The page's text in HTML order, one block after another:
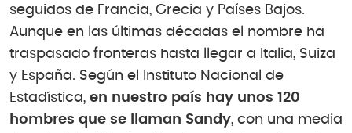
seguidos de Francia, Grecia y Países Bajos.
Aunque en las últimas décadas el nombre ha
traspasado fronteras hasta llegar a Italia, Suiza
y España. Según el Instituto Nacional de
Estadística, en nuestro país hay unos 120
hombres que se llaman Sandy, con una media